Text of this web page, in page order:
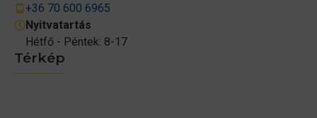
Térkép
+36 70 600 6965
Nyitvatartás
Hétfő - Péntek: 8-17